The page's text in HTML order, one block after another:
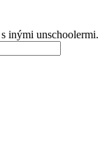
inými unschoolermi.